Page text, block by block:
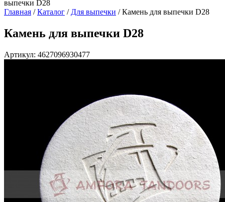
выпечки D28
Главная /Каталог / Для выпечки / Камень для выпечки D28
Камень для выпечки D28
Артикул: 4627096930477